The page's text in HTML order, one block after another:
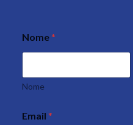
Nome*
Nome
Email *